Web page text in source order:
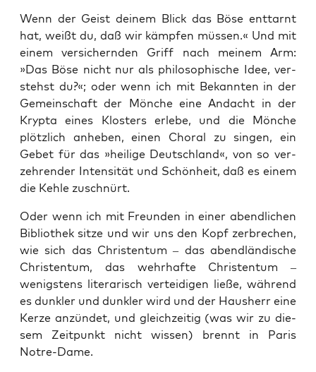
Wenn der Geist dei­nem Blick das Böse ent­tarnt
hat, weißt du, daß wir kämp­fen müs­sen.« Und mit
einem ver­si­chern­den Griff nach mei­nem Arm:
»Das Böse nicht nur als phi­lo­so­phi­sche Idee, ver­
stehst du?«; oder wenn ich mit Bekann­ten in der
Gemein­schaft der Mön­che eine Andacht in der
Kryp­ta eines Klos­ters erle­be, und die Mön­che
plötz­lich anhe­ben, einen Cho­ral zu sin­gen, ein
Gebet für das »hei­li­ge Deutsch­land«, von so ver­
zeh­ren­der Inten­si­tät und Schön­heit, daß es einem
die Keh­le zuschnürt.
Oder wenn ich mit Freun­den in einer abend­li­chen
Biblio­thek sit­ze und wir uns den Kopf zer­bre­chen,
wie sich das Chris­ten­tum – das abend­län­di­sche
Chris­ten­tum, das wehr­haf­te Chris­ten­tum –
wenigs­tens lite­ra­risch ver­tei­di­gen lie­ße, wäh­rend
es dunk­ler und dunk­ler wird und der Haus­herr eine
Ker­ze anzün­det, und gleich­zei­tig (was wir zu die­
sem Zeit­punkt nicht wis­sen) brennt in Paris
Notre-Dame.